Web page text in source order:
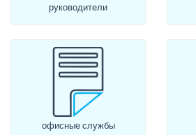
руководители
офисные службы